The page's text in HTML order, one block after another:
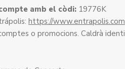
amb el còdi: 19776K
https://www.entrapolis.com
o promocions. Caldrà